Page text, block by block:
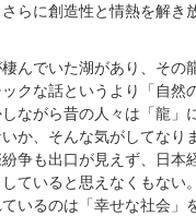
らに創造性と情熱を解
んでいた湖があり、そ
クな話というより「自
ながら昔の人々は「龍
か、そんな気がしてな
争も出口が見えず、日
ていると思えなくもな
いるのは「幸せな社会